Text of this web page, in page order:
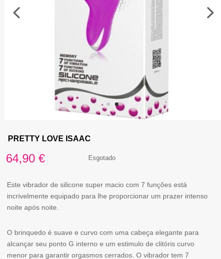
PRETTY LOVE ISAAC
64,90 € Esgotado
Este vibrador de silicone super macio com 7 funções está
incrivelmente equipado para lhe proporcionar um prazer intenso
noite após noite.
O brinquedo é suave e curvo com uma cabeça elegante para
alcançar seu ponto G interno e um estimulo de clitóris curvo
menor para garantir orgasmos cerrados. O vibrador tem 7